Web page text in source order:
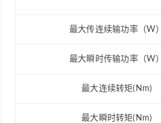
最大传连续输功率（W）
最大瞬时传输功率（W）
最大连续转矩(Nm)
最大瞬时转矩(Nm)